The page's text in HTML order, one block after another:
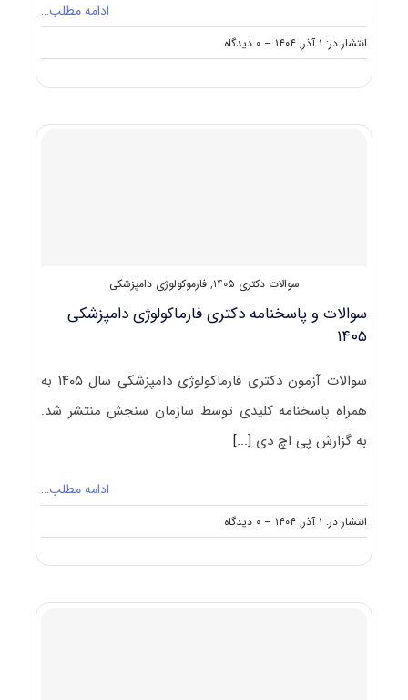
ادامه مطلب…
انتشار در: ۱ آذر, ۱۴۰۴ -- ۰ دیدگاه
on
سوالات
فیزیولوژی
سوالات دکتری ۱۴۰۵ ,فارموکولوژی دامپزشکی
سوالات و پاسخنامه دکتری فارماکولوژی دامپزشکی
۱۴۰۵
سوالات آزمون دکتری فارماکولوژی دامپزشکی سال ۱۴۰۵ به
همراه پاسخنامه کلیدی توسط سازمان سنجش منتشر شد.
به گزارش پی اچ دی [...]
ادامه مطلب…
انتشار در: ۱ آذر, ۱۴۰۴ -- ۰ دیدگاه
on
سوالات
فارماکولوژی